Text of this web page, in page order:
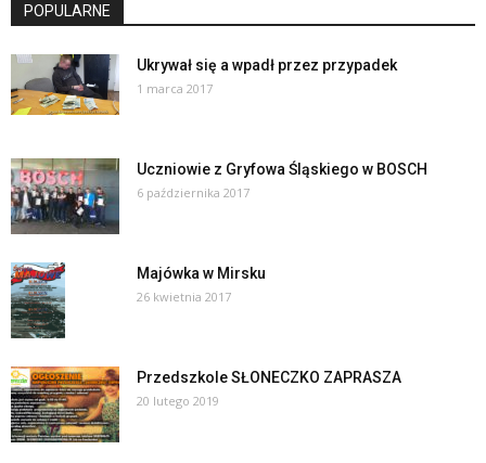
POPULARNE
Ukrywał się a wpadł przez przypadek
1 marca 2017
Uczniowie z Gryfowa Śląskiego w BOSCH
6 października 2017
Majówka w Mirsku
26 kwietnia 2017
Przedszkole SŁONECZKO ZAPRASZA
20 lutego 2019